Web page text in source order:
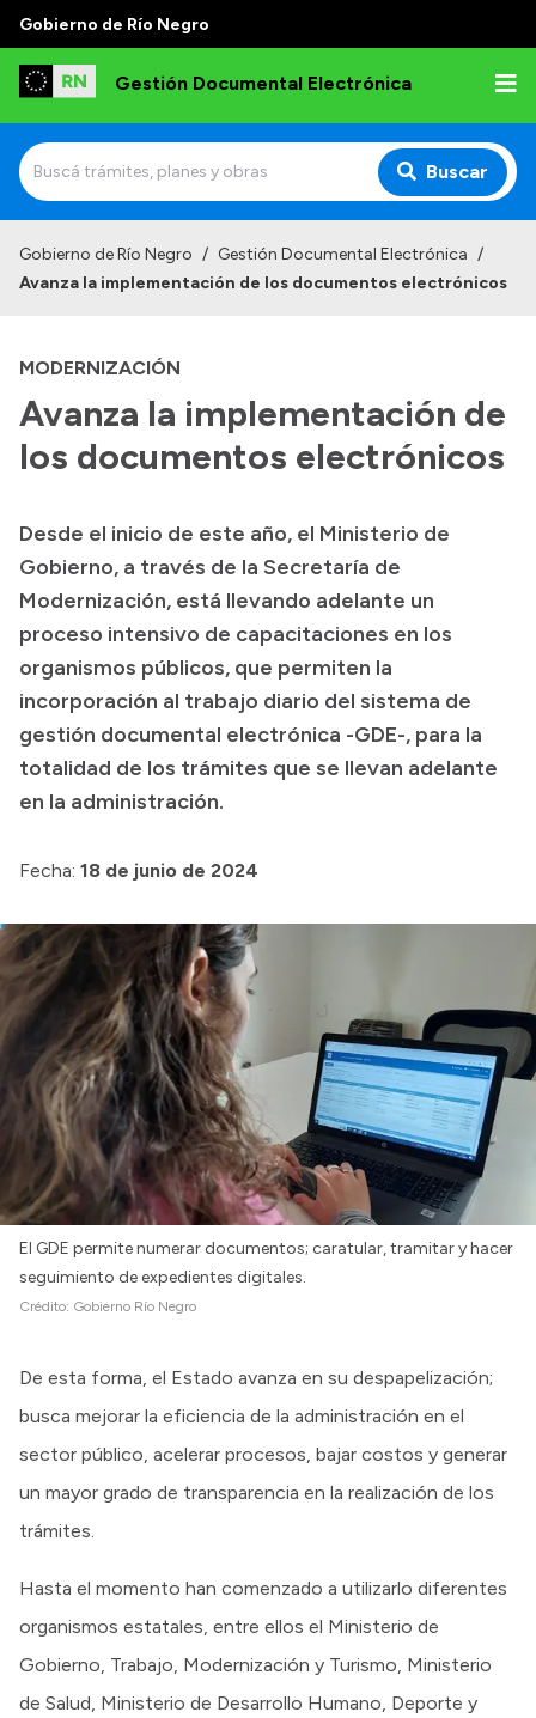
Gobierno de Río Negro
Gestión Documental Electrónica
Buscar
Normativa
Transparencia
Boletín Oficial
Compras y licitaciones
Consulta de expedientes
Consulta de pago a proveedores
Convocatorias
Intranet
Gobierno de Río Negro / Gestión Documental Electrónica /
Avanza la implementación de los documentos electrónicos
MODERNIZACIÓN
Avanza la implementación de
los documentos electrónicos
Desde el inicio de este año, el Ministerio de
Gobierno, a través de la Secretaría de
Modernización, está llevando adelante un
proceso intensivo de capacitaciones en los
organismos públicos, que permiten la
incorporación al trabajo diario del sistema de
gestión documental electrónica -GDE-, para la
totalidad de los trámites que se llevan adelante
en la administración.
Fecha: 18 de junio de 2024
El GDE permite numerar documentos; caratular, tramitar y hacer
seguimiento de expedientes digitales.
Crédito: Gobierno Río Negro
De esta forma, el Estado avanza en su despapelización;
busca mejorar la eficiencia de la administración en el
sector público, acelerar procesos, bajar costos y generar
un mayor grado de transparencia en la realización de los
trámites.
Hasta el momento han comenzado a utilizarlo diferentes
organismos estatales, entre ellos el Ministerio de
Gobierno, Trabajo, Modernización y Turismo, Ministerio
de Salud, Ministerio de Desarrollo Humano, Deporte y